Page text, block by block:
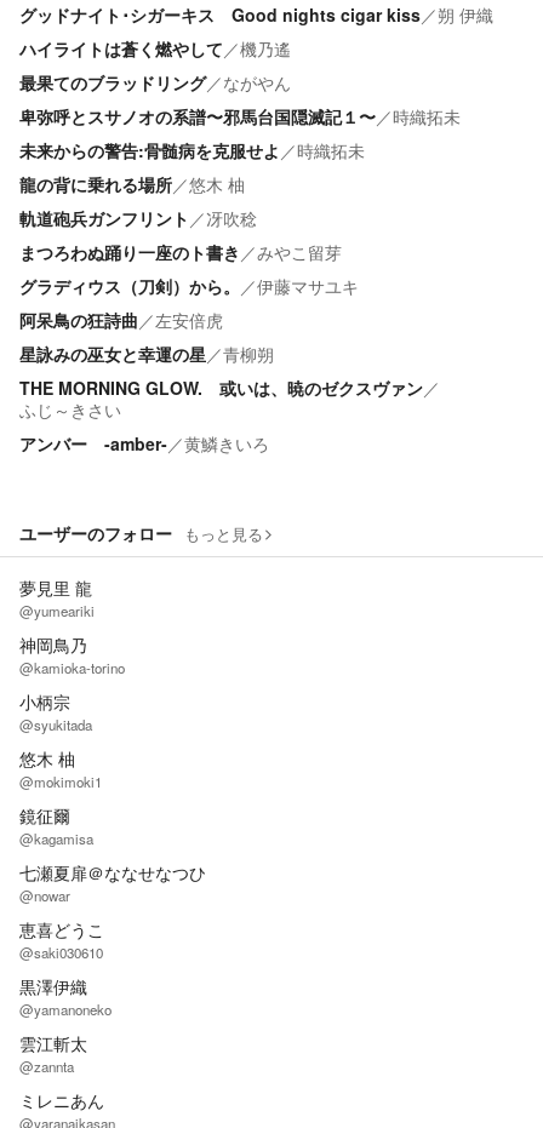
グッドナイト･シガーキス Good nights cigar kiss／朔 伊織
ハイライトは蒼く燃やして／機乃遙
最果てのブラッドリング／ながやん
卑弥呼とスサノオの系譜〜邪馬台国隠滅記１〜／時織拓未
未来からの警告:骨髄病を克服せよ ／時織拓未
龍の背に乗れる場所／悠木 柚
軌道砲兵ガンフリント ／冴吹稔
まつろわぬ踊り一座のト書き ／みやこ留芽
グラディウス（刀剣）から。 ／伊藤マサユキ
阿呆鳥の狂詩曲／左安倍虎
星詠みの巫女と幸運の星／青柳朔
THE MORNING GLOW. 或いは、暁のゼクスヴァン／
ふじ～きさい
アンバー -amber-／黄鱗きいろ
ユーザーのフォロー もっと見る
夢見里 龍
@yumeariki
神岡鳥乃
@kamioka-torino
小柄宗
@syukitada
悠木 柚
@mokimoki1
鏡征爾
@kagamisa
七瀬夏扉＠ななせなつひ
@nowar
恵喜どうこ
@saki030610
黒澤伊織
@yamanoneko
雲江斬太
@zannta
ミレニあん
@yaranaikasan